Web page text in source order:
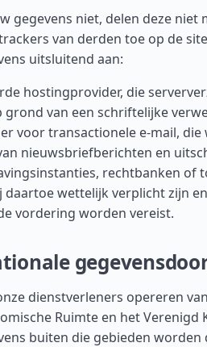
gegevens niet, delen deze
van derden toe op de
uitsluitend aan:
hostingprovider, die
grond van een schriftelijke
voor transactionele e-mail,
nieuwsbriefberichten en
rechtbanken of
daartoe wettelijk verplicht zijn
vordering worden vereist.
dienstverleners opereren
Ruimte en het Verenigd
buiten die gebieden worden